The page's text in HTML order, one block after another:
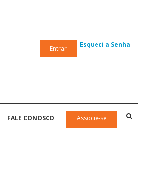
Entrar Esqueci a Senha
FALE CONOSCO Associe-se